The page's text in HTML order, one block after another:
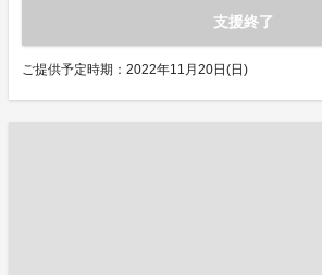
支援終了
ご提供予定時期：2022年11月20日(日)